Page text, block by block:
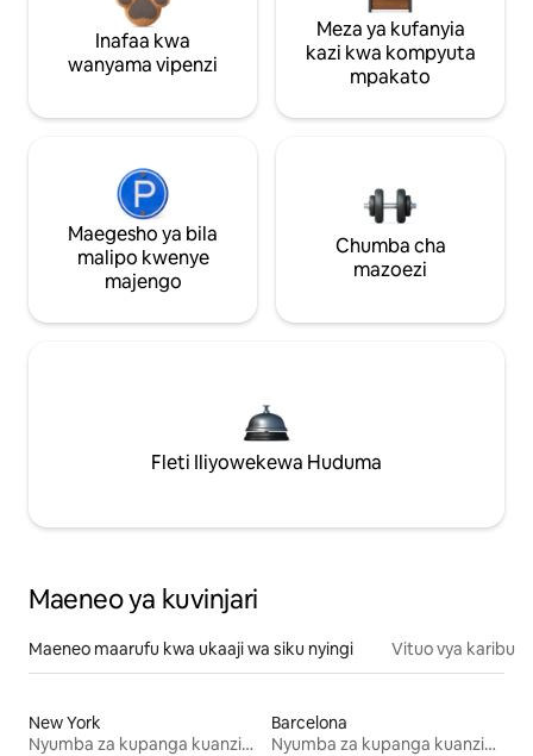
Inafaa kwa
wanyama vipenzi
Meza ya kufanyia
kazi kwa kompyuta
mpakato
Maegesho ya bila
malipo kwenye
majengo
Chumba cha
mazoezi
Fleti Iliyowekewa Huduma
Maeneo ya kuvinjari
Maeneo maarufu kwa ukaaji wa siku nyingi Vituo vya karibu
New York
Nyumba za kupanga kuanzia mwezi mmoja
Barcelona
Nyumba za kupanga kuanzia mwezi mmoja